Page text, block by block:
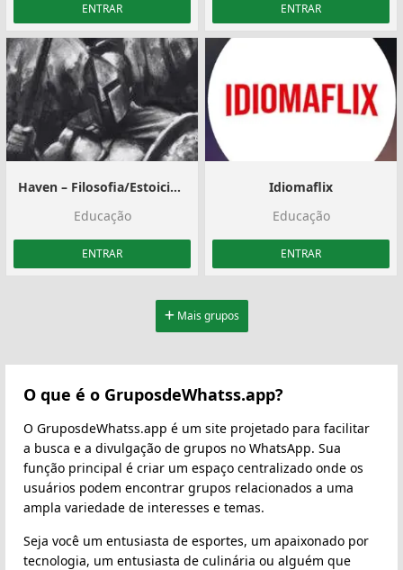
ENTRAR ENTRAR
Haven – Filosofia/Estoicismo/Cristianismo
Educação
ENTRAR
Idiomaflix
Educação
ENTRAR
Mais grupos
O que é o GruposdeWhatss.app?
O GruposdeWhatss.app é um site projetado para facilitar
a busca e a divulgação de grupos no WhatsApp. Sua
função principal é criar um espaço centralizado onde os
usuários podem encontrar grupos relacionados a uma
ampla variedade de interesses e temas.
Seja você um entusiasta de esportes, um apaixonado por
tecnologia, um entusiasta de culinária ou alguém que